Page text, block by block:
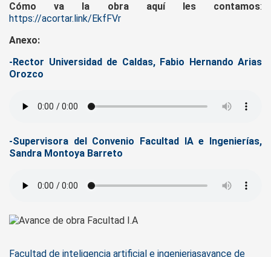
Cómo va la obra aquí les contamos:
https://acortar.link/EkfFVr
Anexo:
-Rector Universidad de Caldas, Fabio Hernando Arias
Orozco
-Supervisora del Convenio Facultad IA e Ingenierías,
Sandra Montoya Barreto
Tags
Facultad de inteligencia artificial e ingenieriasavance de